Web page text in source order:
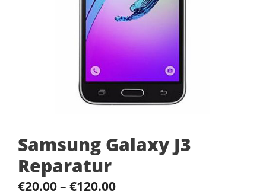
Samsung Galaxy J3
Reparatur
€20.00– €120.00